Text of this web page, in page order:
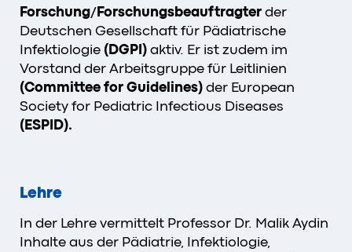
Forschung/ Forschungsbeauftragter der
Deutschen Gesellschaft für Pädiatrische
Infektiologie (DGPI) aktiv. Er ist zudem im
Vorstand der Arbeitsgruppe für Leitlinien
(Committee for Guidelines) der European
Society for Pediatric Infectious Diseases
(ESPID).
Lehre
In der Lehre vermittelt Professor Dr. Malik Aydin
Inhalte aus der Pädiatrie, Infektiologie,